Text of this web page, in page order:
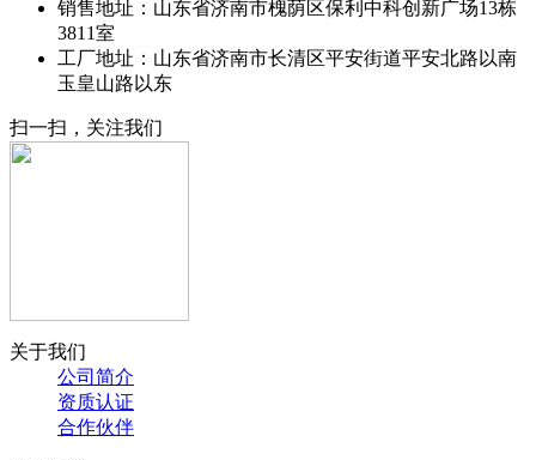
销售地址：山东省济南市槐荫区保利中科创新广场13栋
3811室
工厂地址：山东省济南市长清区平安街道平安北路以南
玉皇山路以东
扫一扫，关注我们
关于我们
公司简介
资质认证
合作伙伴